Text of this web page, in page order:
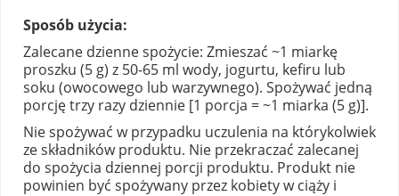
Sposób użycia:
Zalecane dzienne spożycie: Zmieszać ~1 miarkę
proszku (5 g) z 50-65 ml wody, jogurtu, kefiru lub
soku (owocowego lub warzywnego). Spożywać jedną
porcję trzy razy dziennie [1 porcja = ~1 miarka (5 g)].
Nie spożywać w przypadku uczulenia na którykolwiek
ze składników produktu. Nie przekraczać zalecanej
do spożycia dziennej porcji produktu. Produkt nie
powinien być spożywany przez kobiety w ciąży i